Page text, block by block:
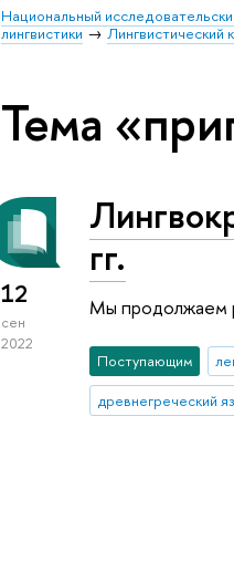
Национальный
лингвистики
Лингвистический
Тема
12
сен
2022
гг.
Мы продолжаем
Поступающим
древнегреческий